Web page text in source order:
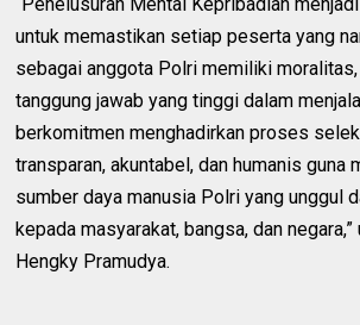
untuk memastikan setiap peserta yang
sebagai anggota Polri memiliki
tanggung jawab yang tinggi dalam
berkomitmen menghadirkan proses
transparan, akuntabel, dan humanis guna
sumber daya manusia Polri yang unggul
kepada masyarakat, bangsa, dan
Hengky Pramudya.